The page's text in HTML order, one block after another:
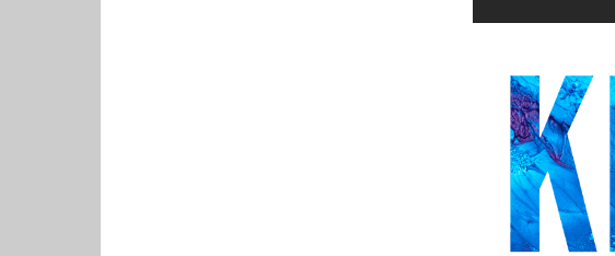
22
23